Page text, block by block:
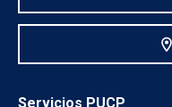
location_on
Servicios PUCP